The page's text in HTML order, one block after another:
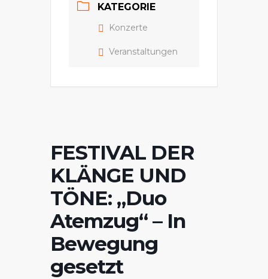
FESTIVAL DER
KLÄNGE UND
TÖNE: „Duo
Atemzug“ – In
Bewegung
gesetzt
KATEGORIE
Konzerte
Veranstaltungen